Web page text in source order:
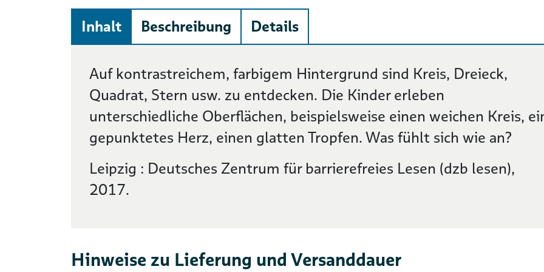
Inhalt Beschreibung Details
Inhalt
Auf kontrastreichem, farbigem Hintergrund sind Kreis, Dreieck,
Quadrat, Stern usw. zu entdecken. Die Kinder erleben
unterschiedliche Oberflächen, beispielsweise einen weichen Kreis,
gepunktetes Herz, einen glatten Tropfen. Was fühlt sich wie an?
Leipzig : Deutsches Zentrum für barrierefreies Lesen (dzb lesen),
2017.
Hinweise zu Lieferung und Versanddauer